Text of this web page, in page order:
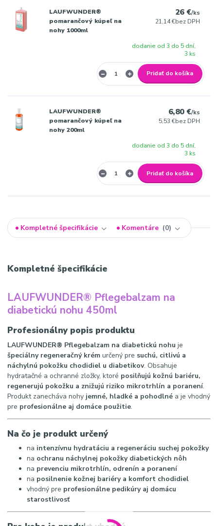
LAUFWUNDER®
pomarančový kúpeľ na
nohy 1000ml
26 €/ks
21,14 €bez DPH
dodanie od 3 do 5 dní,
3 ks
Pridať do košíka
LAUFWUNDER®
pomarančový kúpeľ na
nohy 200ml
6,80 €/ks
5,53 €bez DPH
dodanie od 3 do 5 dní,
3 ks
Pridať do košíka
Kompletné špecifikácie Komentáre 0
Kompletné špecifikácie
LAUFWUNDER® Pflegebalzam na
diabetickú nohu 450ml
Profesionálny popis produktu
LAUFWUNDER® Pflegebalzam na diabetickú nohu je
špeciálny regeneračný krém určený pre suchú, citlivú a
náchylnú pokožku chodidiel u diabetikov. Obsahuje
hydratačné a ochranné zložky, ktoré posilňujú kožnú bariéru,
regenerujú pokožku a znižujú riziko mikrotrhlín a poranení.
Produkt zanecháva nohy jemné, hladké a pohodlné a je vhodný
pre profesionálne aj domáce použitie.
Na čo je produkt určený
na intenzívnu hydratáciu a regeneráciu suchej pokožky
na ochranu náchylnej pokožky diabetických nôh
na prevenciu mikrotrhlín, odrenín a poranení
na posilnenie kožnej bariéry a komfort chodidiel
vhodný pre profesionálne pedikúry aj domácu
starostlivosť